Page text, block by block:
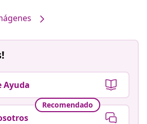
Ayuda
Recomendado